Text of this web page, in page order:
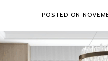
POSTED ON